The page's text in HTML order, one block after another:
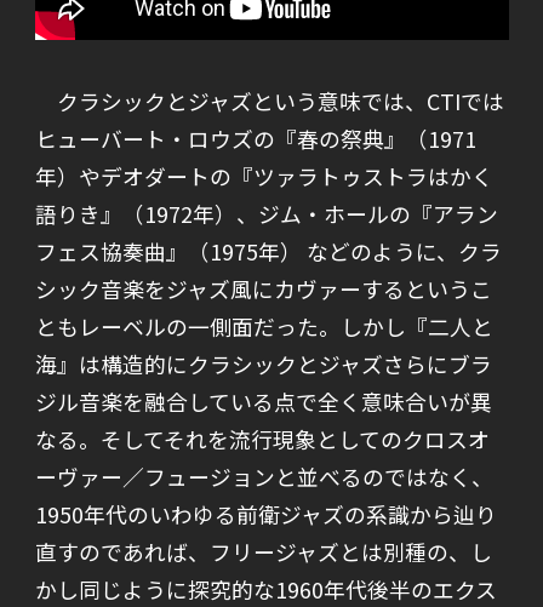
クラシックとジャズという意味では、CTIでは
ヒューバート・ロウズの『春の祭典』（1971
年）やデオダートの『ツァラトゥストラはかく
語りき』（1972年）、ジム・ホールの『アラン
フェス協奏曲』（1975年） などのように、クラ
シック音楽をジャズ風にカヴァーするというこ
ともレーベルの一側面だった。しかし『二人と
海』は構造的にクラシックとジャズさらにブラ
ジル音楽を融合している点で全く意味合いが異
なる。そしてそれを流行現象としてのクロスオ
ーヴァー／フュージョンと並べるのではなく、
1950年代のいわゆる前衛ジャズの系識から辿り
直すのであれば、フリージャズとは別種の、し
かし同じように探究的な1960年代後半のエクス